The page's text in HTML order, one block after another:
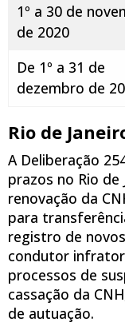
1º a 30 de
de 2020
De 1º a 31 de
dezembro de
Rio de
A Deliberação
prazos no Rio de
renovação da
para
registro de
condutor
processos de
cassação da
de autuação.